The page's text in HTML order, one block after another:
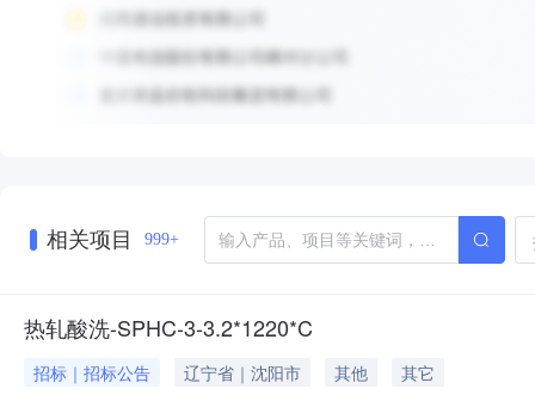
相关项目 999+
热轧酸洗-SPHC-3-3.2*1220*C
招标｜招标公告 辽宁省｜沈阳市 其他
其它